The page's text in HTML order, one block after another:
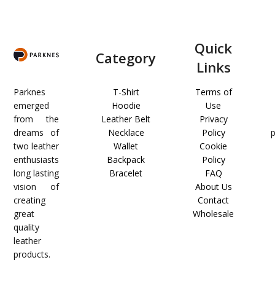
Parknes
emerged
from the
dreams of
two leather
enthusiasts
long lasting
vision of
creating
great
quality
leather
products.
Category
T-Shirt
Hoodie
Leather Belt
Necklace
Wallet
Backpack
Bracelet
Quick
Links
Terms of
Use
Privacy
Policy
Cookie
Policy
FAQ
About Us
Contact
Wholesale